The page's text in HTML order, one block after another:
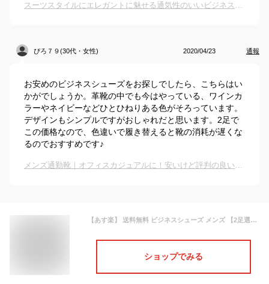
スーツスタイルにエレガントに魅せる通気性のいいビジネスシューズは？
ぴろ７９(30代・女性) 2020/04/23 通報
お安めのビジネスシューズをお探しでしたら、こちらはい
かがでしょうか。革靴の中でも今はやっている、ワインカ
ラーやネイビーなどひとひねりある色がそろっています。
デザインもシンプルですがおしゃれだと思います。2足で
この価格なので、色違いで履き替えると靴の消耗が遅くな
るのでおすすめです♪
メンズ通勤靴｜オフィスカジュアルに！安いけど評判の良い通勤シューズのおすすめは？
【あす楽】 送料無料 ビジネスシューズ メンズ 【2足選んで6,050円(税込)】 3E 大きいサイズ 革靴 ロングノーズ 【2足セット割 まとめ買い】 紐 スニーカー スリッポン 黒 ブラック 茶 ブラウン 赤 ワイン 青 紺 ネイビー 走れる
ショップでみる